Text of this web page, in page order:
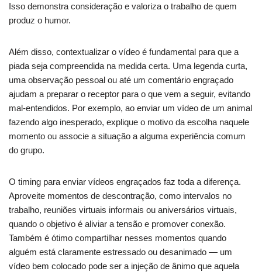
Isso demonstra consideração e valoriza o trabalho de quem
produz o humor.
Além disso, contextualizar o vídeo é fundamental para que a
piada seja compreendida na medida certa. Uma legenda curta,
uma observação pessoal ou até um comentário engraçado
ajudam a preparar o receptor para o que vem a seguir, evitando
mal-entendidos. Por exemplo, ao enviar um vídeo de um animal
fazendo algo inesperado, explique o motivo da escolha naquele
momento ou associe a situação a alguma experiência comum
do grupo.
O timing para enviar vídeos engraçados faz toda a diferença.
Aproveite momentos de descontração, como intervalos no
trabalho, reuniões virtuais informais ou aniversários virtuais,
quando o objetivo é aliviar a tensão e promover conexão.
Também é ótimo compartilhar nesses momentos quando
alguém está claramente estressado ou desanimado — um
vídeo bem colocado pode ser a injeção de ânimo que aquela